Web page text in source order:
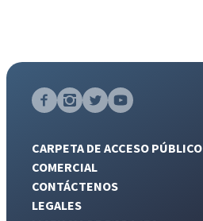
CARPETA DE ACCESO PÚBLICO
COMERCIAL
CONTÁCTENOS
LEGALES